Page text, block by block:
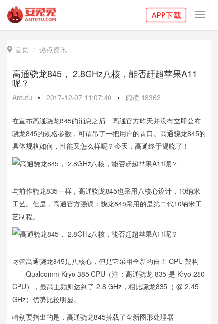
 首页 热点资讯
高通骁龙845， 2.8GHz八核，能否赶超苹果A11
呢？
Antutu • 2017-12-07 11:07:40 • 阅读 18362
在宣布高通骁龙845的消息之后，高通官方昨天并没有立即公布
骁龙845的规格参数，可谓吊了一把用户的胃口。高通骁龙845的
具体规格如何，性能又怎么样呢？今天，高通终于揭晓了！
与前作骁龙835一样，高通骁龙845也采用八核心设计，10纳米
工艺。但是，高通官方强调：骁龙845采用的是第二代10纳米工
艺制程。
尽管高通骁龙845是八核心，但是它采用全新的自主 CPU 架构
——Qualcomm Kryo 385 CPU（注：高通骁龙 835 是 Kryo 280
CPU），最高主频则达到了 2.8 GHz，相比骁龙835（ @ 2.45
GHz）优势比较明显。
特别要指出的是，高通骁龙845搭载了全新图形处理器